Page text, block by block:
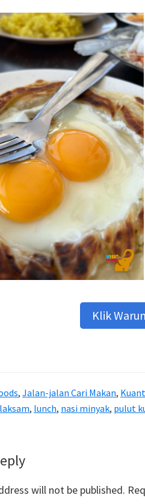
Klik
, Jalan-jalan Cari Makan,
laksam, lunch, nasi minyak, pulut
will not be published.